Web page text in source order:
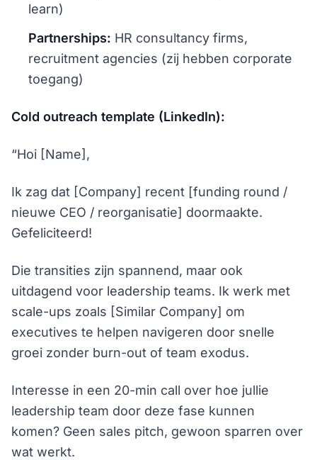
learn)
Partnerships: HR consultancy firms,
recruitment agencies (zij hebben corporate
toegang)
Cold outreach template (LinkedIn):
“Hoi [Name],
Ik zag dat [Company] recent [funding round /
nieuwe CEO / reorganisatie] doormaakte.
Gefeliciteerd!
Die transities zijn spannend, maar ook
uitdagend voor leadership teams. Ik werk met
scale-ups zoals [Similar Company] om
executives te helpen navigeren door snelle
groei zonder burn-out of team exodus.
Interesse in een 20-min call over hoe jullie
leadership team door deze fase kunnen
komen? Geen sales pitch, gewoon sparren over
wat werkt.